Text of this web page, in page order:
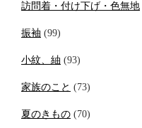
訪問着・付け下げ・色無地
振袖 (99)
小紋、紬 (93)
家族のこと (73)
夏のきもの (70)